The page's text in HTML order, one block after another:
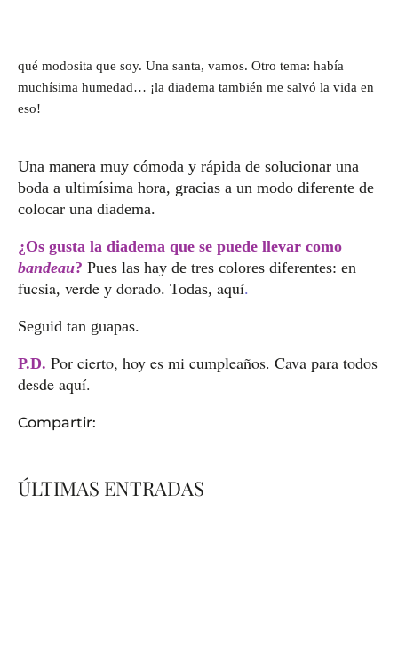
qué modosita que soy. Una santa, vamos. Otro tema: había
muchísima humedad… ¡la diadema también me salvó la vida en
eso!
Una manera muy cómoda y rápida de solucionar una
boda a ultimísima hora, gracias a un modo diferente de
colocar una diadema.
¿Os gusta la diadema que se puede llevar como
bandeau? Pues las hay de tres colores diferentes: en
fucsia, verde y dorado. Todas, aquí.
Seguid tan guapas.
P.D. Por cierto, hoy es mi cumpleaños. Cava para todos
desde aquí.
Compartir:
ÚLTIMAS ENTRADAS